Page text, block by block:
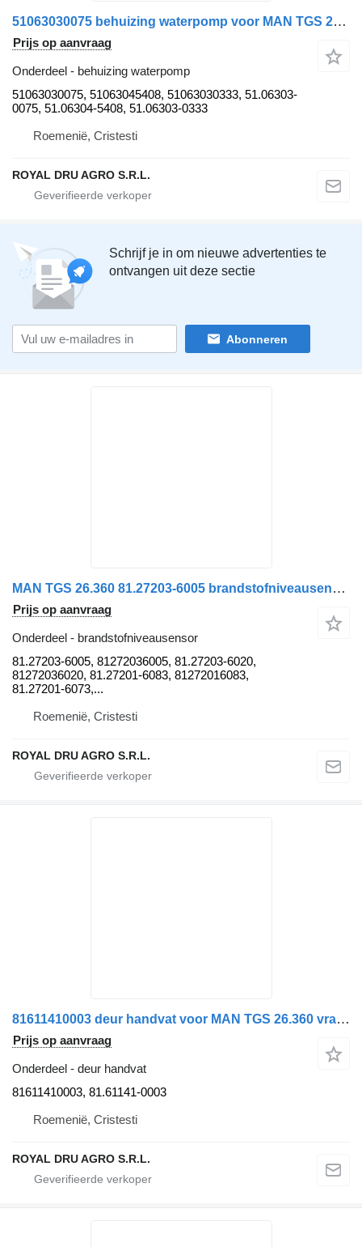
51063030075 behuizing waterpomp voor MAN TGS 26.360 vrachtwagen
Prijs op aanvraag
Onderdeel - behuizing waterpomp
51063030075, 51063045408, 51063030333, 51.06303-
0075, 51.06304-5408, 51.06303-0333
Roemenië, Cristesti
ROYAL DRU AGRO S.R.L.
Schrijf je in om nieuwe advertenties te
ontvangen uit deze sectie
Abonneren
MAN TGS 26.360 81.27203-6005 brandstofniveausensor voor MAN vrachtwagen
Prijs op aanvraag
Onderdeel - brandstofniveausensor
81.27203-6005, 81272036005, 81.27203-6020,
81272036020, 81.27201-6083, 81272016083,
81.27201-6073,...
Roemenië, Cristesti
ROYAL DRU AGRO S.R.L.
81611410003 deur handvat voor MAN TGS 26.360 vrachtwagen
Prijs op aanvraag
Onderdeel - deur handvat
81611410003, 81.61141-0003
Roemenië, Cristesti
ROYAL DRU AGRO S.R.L.